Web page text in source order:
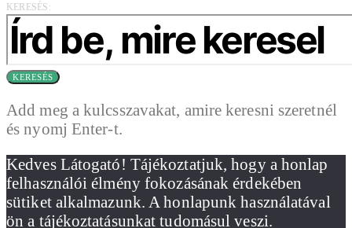
KERESÉS:
KERESÉS
Add meg a kulcsszavakat, amire keresni szeretnél
és nyomj Enter-t.
Kedves Látogató! Tájékoztatjuk, hogy a honlap
felhasználói élmény fokozásának érdekében
sütiket alkalmazunk. A honlapunk használatával
ön a tájékoztatásunkat tudomásul veszi.